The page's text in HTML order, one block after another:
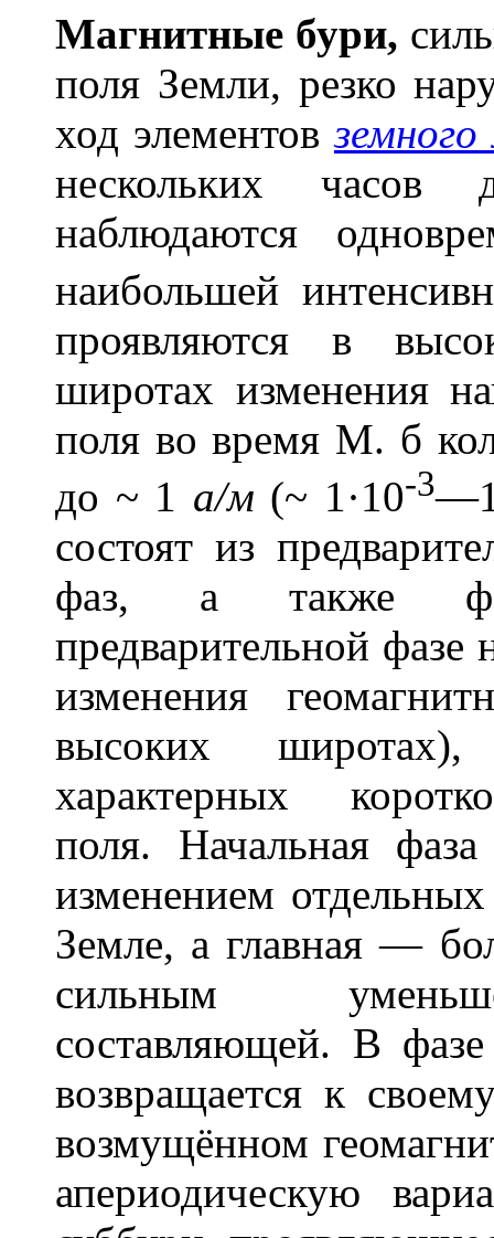
Магнитные бури,
поля Земли, резко
ход элементов
нескольких
наблюдаются
наибольшей
проявляются в
широтах изменения
поля во время М. б
до ~ 1 а/м (~ 1·10-3
состоят из
фаз, а также
предварительной фазе
изменения
высоких
характерных
поля. Начальная фаза
изменением
Земле, а главная —
сильным
составляющей. В
возвращается к
возмущённом
апериодическую